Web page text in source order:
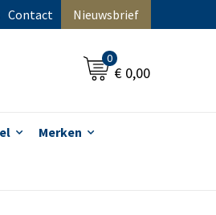
Contact Nieuwsbrief
0
€ 0,00
Merken